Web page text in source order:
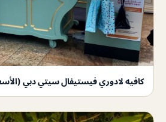
كافيه لادوري فيستيفال سيتي دبي